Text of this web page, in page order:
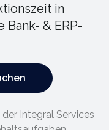
in
Bank- & ERP-
Integral Services